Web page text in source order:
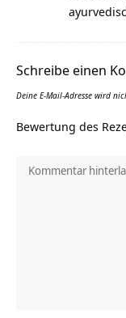
Schreibe einen
Deine E-Mail-Adresse wird
Bewertung des